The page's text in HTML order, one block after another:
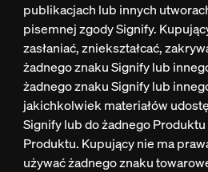
publikacjach lub innych
pisemnej zgody Signify.
zasłaniać, zniekształcać,
żadnego znaku Signify lub
żadnego znaku Signify lub
jakichkolwiek materiałów
Signify lub do żadnego
Produktu. Kupujący nie ma
używać żadnego znaku